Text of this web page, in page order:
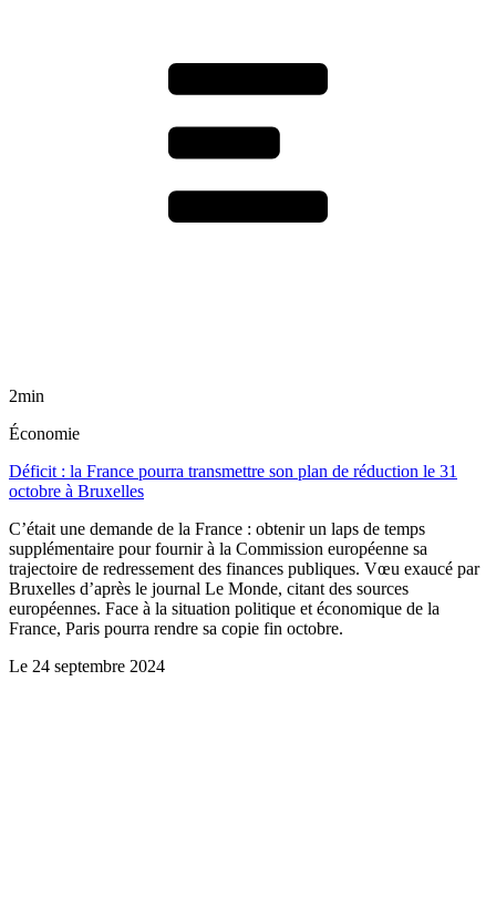
2min
Économie
Déficit : la France pourra transmettre son plan de réduction le 31
octobre à Bruxelles
C’était une demande de la France : obtenir un laps de temps
supplémentaire pour fournir à la Commission européenne sa
trajectoire de redressement des finances publiques. Vœu exaucé par
Bruxelles d’après le journal Le Monde, citant des sources
européennes. Face à la situation politique et économique de la
France, Paris pourra rendre sa copie fin octobre.
Le 24 septembre 2024